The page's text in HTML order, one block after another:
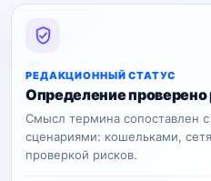
РЕДАКЦИОННЫЙ СТАТУС
Определение проверено
Смысл термина сопоставлен
сценариями: кошельками,
проверкой рисков.